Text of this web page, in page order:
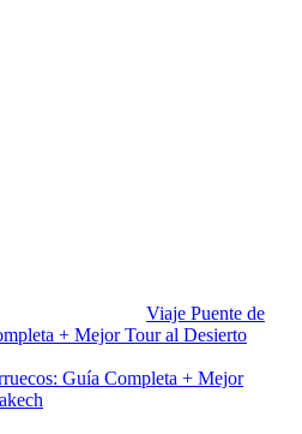
Viaje Puente de
+ Mejor Tour al Desierto
Guía Completa + Mejor